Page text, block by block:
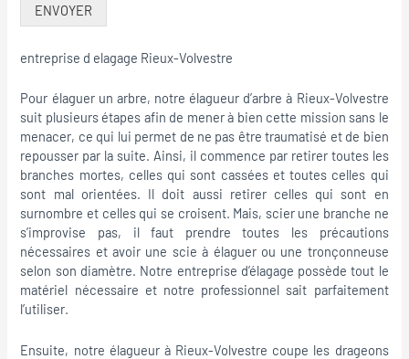
ENVOYER
entreprise d elagage Rieux-Volvestre
Pour élaguer un arbre, notre élagueur d’arbre à Rieux-Volvestre
suit plusieurs étapes afin de mener à bien cette mission sans le
menacer, ce qui lui permet de ne pas être traumatisé et de bien
repousser par la suite. Ainsi, il commence par retirer toutes les
branches mortes, celles qui sont cassées et toutes celles qui
sont mal orientées. Il doit aussi retirer celles qui sont en
surnombre et celles qui se croisent. Mais, scier une branche ne
s’improvise pas, il faut prendre toutes les précautions
nécessaires et avoir une scie à élaguer ou une tronçonneuse
selon son diamètre. Notre entreprise d’élagage possède tout le
matériel nécessaire et notre professionnel sait parfaitement
l’utiliser.
Ensuite, notre élagueur à Rieux-Volvestre coupe les drageons